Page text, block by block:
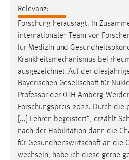
Relevanz:
Forschung herausragt. In
internationalen Team von
für Medizin und
Krankheitsmechanismus bei
ausgezeichnet. Auf der
Bayerischen Gesellschaft für
Professor der OTH Amberg-
Forschungspreis 2022. Durch die
[...] Lehren begeistert“, erzählt
nach der Habilitation dann die
für Gesundheitswirtschaft an die
wechseln, habe ich diese gerne